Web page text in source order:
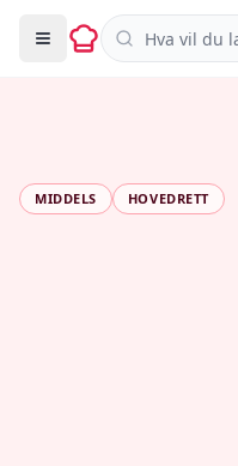
Søk i oppskrifter
MIDDELS HOVEDRETT